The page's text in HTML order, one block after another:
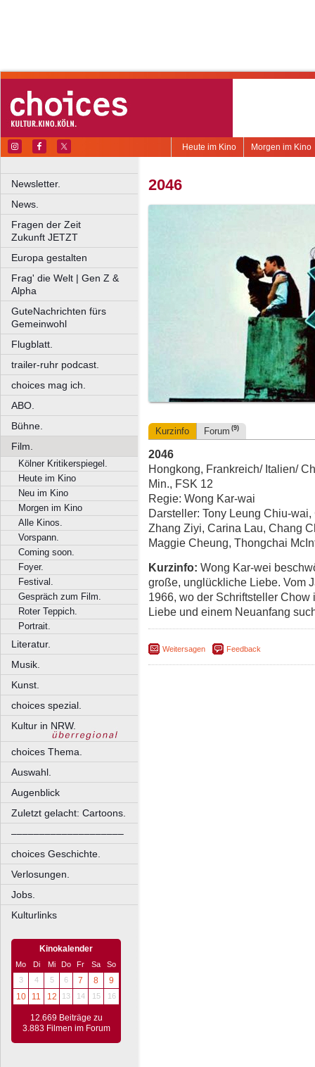
Morgen im Kino
Heute im Kino
Newsletter.
News.
Fragen der Zeit
Zukunft JETZT
Europa gestalten
Frag' die Welt | Gen Z &
Alpha
GuteNachrichten fürs
Gemeinwohl
Flugblatt.
trailer-ruhr podcast.
choices mag ich.
ABO.
Bühne.
Film.
Kölner Kritikerspiegel.
Heute im Kino
Neu im Kino
Morgen im Kino
Alle Kinos.
Vorspann.
Coming soon.
Foyer.
Festival.
Gespräch zum Film.
Roter Teppich.
Portrait.
Literatur.
Musik.
Kunst.
choices spezial.
Kultur in NRW.
choices Thema.
Auswahl.
Augenblick
Zuletzt gelacht: Cartoons.
––––––––––––––––––––
choices Geschichte.
Verlosungen.
Jobs.
Kulturlinks
Kinokalender
Mo Di Mi Do Fr Sa
So
3
4 5 6 7 8
9
10
11 12 13 14 15 16
12.669 Beiträge zu
3.883 Filmen im Forum
2046
Kurzinfo Forum (9)
2046
Hongkong, Frankreich/ Italien/
Min., FSK 12
Regie: Wong Kar-wai
Darsteller: Tony Leung Chiu-
Zhang Ziyi, Carina Lau, Chang
Maggie Cheung, Thongchai
Kurzinfo: Wong Kar-wei
große, unglückliche Liebe. Vom
1966, wo der Schriftsteller
Liebe und einem Neuanfang
Weitersagen Feedback